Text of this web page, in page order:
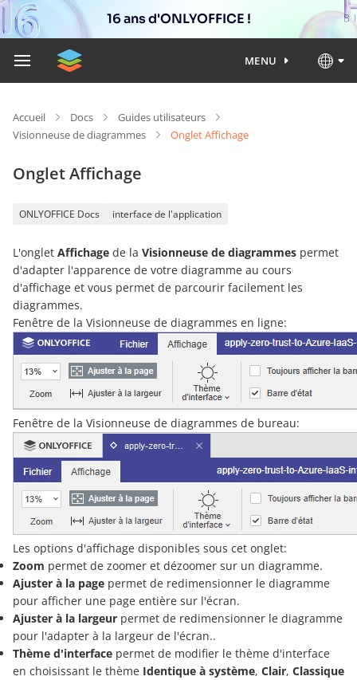
16 ans d'ONLYOFFICE !
MENU
Accueil Docs
Guides utilisateurs
Visionneuse de diagrammes
Onglet Affichage
Onglet Affichage
ONLYOFFICE Docs interface de l'application
L'onglet Affichage de la Visionneuse de diagrammes permet
d'adapter l'apparence de votre diagramme au cours
d'affichage et vous permet de parcourir facilement les
diagrammes.
Fenêtre de la Visionneuse de diagrammes en ligne:
Fenêtre de la Visionneuse de diagrammes de bureau:
Les options d'affichage disponibles sous cet onglet:
Zoom permet de zoomer et dézoomer sur un diagramme.
Ajuster à la page permet de redimensionner le diagramme
pour afficher une page entière sur l'écran.
Ajuster à la largeur permet de redimensionner le diagramme
pour l'adapter à la largeur de l'écran..
Thème d'interface permet de modifier le thème d'interface
en choisissant le thème Identique à système, Clair, Classique